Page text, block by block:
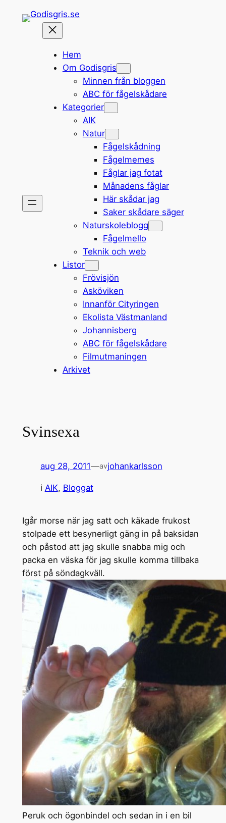
Hem
Om Godisgris
Minnen från bloggen
ABC för fågelskådare
Kategorier
AIK
Natur
Fågelskådning
Fågelmemes
Fåglar jag fotat
Månadens fåglar
Här skådar jag
Saker skådare säger
Naturskoleblogg
Fågelmello
Teknik och web
Listor
Frövisjön
Asköviken
Innanför Cityringen
Ekolista Västmanland
Johannisberg
ABC för fågelskådare
Filmutmaningen
Arkivet
Svinsexa
aug 28, 2011—avjohankarlsson
i AIK, Bloggat
Igår morse när jag satt och käkade frukost
stolpade ett besynerligt gäng in på baksidan
och påstod att jag skulle snabba mig och
packa en väska för jag skulle komma tillbaka
först på söndagkväll.
Peruk och ögonbindel och sedan in i en bil